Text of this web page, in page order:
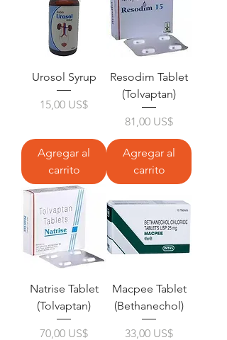
Urosol Syrup
Precio
15,00 US$
Agregar al
carrito
Resodim Tablet
(Tolvaptan)
Precio
81,00 US$
Agregar al
carrito
Natrise Tablet
(Tolvaptan)
Precio
70,00 US$
Macpee Tablet
(Bethanechol)
Precio
33,00 US$